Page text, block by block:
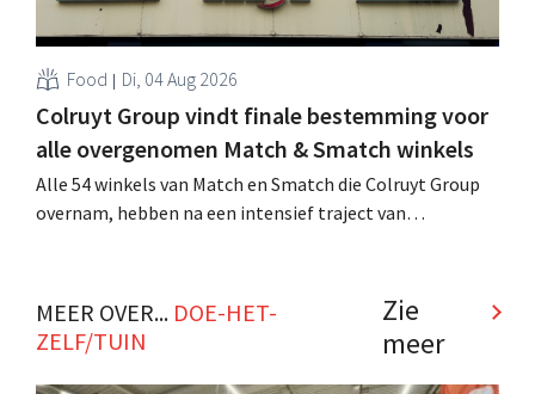
Food Di, 04 Aug 2026
Colruyt Group vindt finale bestemming voor
alle overgenomen Match & Smatch winkels
Alle 54 winkels van Match en Smatch die Colruyt Group
overnam, hebben na een intensief traject van
MEER OVER... DOE-HET-
ZELF/TUIN
Zie
meer